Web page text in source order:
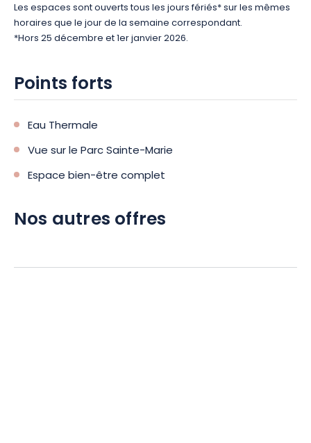
Les espaces sont ouverts tous les jours fériés* sur les mêmes
horaires que le jour de la semaine correspondant.
*Hors 25 décembre et 1er janvier 2026.
Points forts
Eau Thermale
Vue sur le Parc Sainte-Marie
Espace bien-être complet
Nos autres offres